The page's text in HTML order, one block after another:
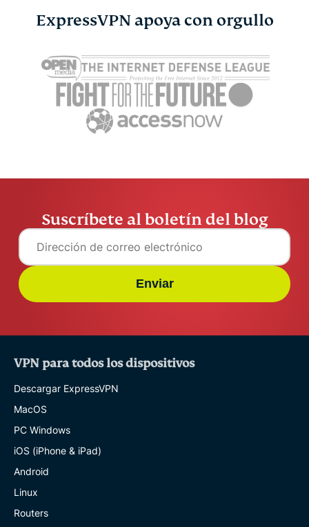
que les ocurre a tus
datos al usarlo
ExpressVPN 11 min
lo que hay
ellas
ExpressVPN apoya con orgullo
Suscríbete al boletín del blog
Enviar
VPN para todos los dispositivos
Descargar ExpressVPN
MacOS
PC Windows
iOS (iPhone & iPad)
Android
Linux
Routers